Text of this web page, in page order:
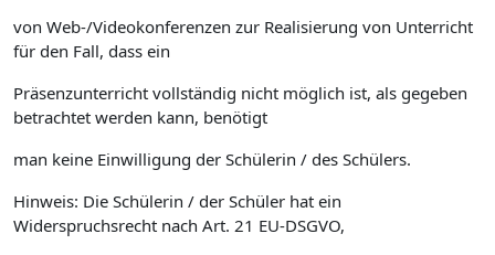
von Web-/Videokonferenzen zur Realisierung von Unterricht
für den Fall, dass ein
Präsenzunterricht vollständig nicht möglich ist, als gegeben
betrachtet werden kann, benötigt
man keine Einwilligung der Schülerin / des Schülers.
Hinweis: Die Schülerin / der Schüler hat ein
Widerspruchsrecht nach Art. 21 EU-DSGVO,